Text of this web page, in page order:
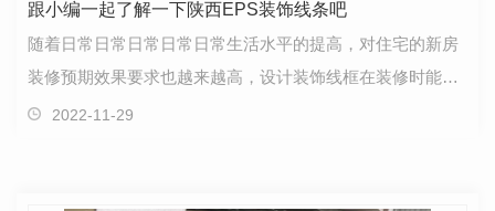
跟小编一起了解一下陕西EPS装饰线条吧
随着日常日常日常日常日常生活水平的提高，对住宅的新房
装修预期效果要求也越来越高，设计装饰线框在装修时能起
到画龙点睛的作用，深受设计师和消费者的喜欢。陕西…
2022-11-29